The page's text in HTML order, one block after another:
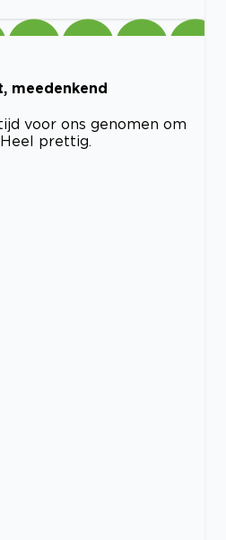
meedenkend
voor ons genomen om
prettig.